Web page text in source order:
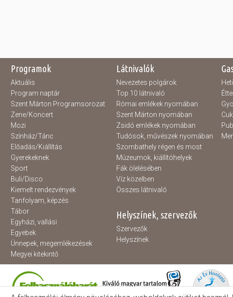
Programok
Aktuális
Program naptár
Szent Márton Programsorozat
Zene/Koncert
Mozi
Színház/Tánc
Előadás/Kiállítás
Gyerekeknek
Sport
Buli/Disco
Kiemelt rendezvények
Tanfolyam, képzés
Tábor
Egyházi, vallási
Egyebek
Ünnepek, megemlékezések
Megyei kitekintő
Látnivalók
Nevezetes polgárok
Top 10 látnivaló
Római emlékek nyomában
Szent Márton nyomában
Zsidó emlékek nyomában
Tudósok, művészek nyomában
Szombathely régen és most
Múzeumok, kiállítóhelyek
Fák ölelésében
Víz közelben
Összes látnivaló
Helyszínek, szervezők
Szervezők
Helyszínek